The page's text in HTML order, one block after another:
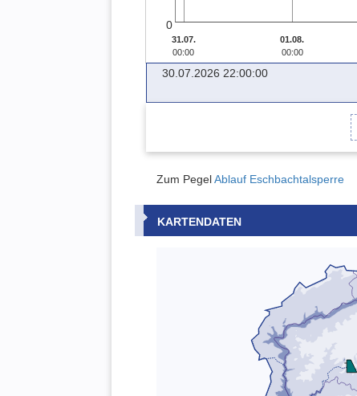
0
31.07.
00:00
01.08.
00:00
30.07.2026 22:00:00
Zum PegelAblauf Eschbachtalsperre
KARTENDATEN